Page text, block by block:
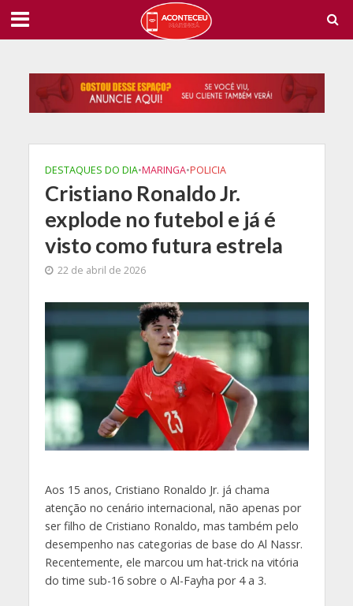
DESTAQUES DO DIA•MARINGA•POLICIA
Cristiano Ronaldo Jr.
explode no futebol e já é
visto como futura estrela
22 de abril de 2026
Aos 15 anos, Cristiano Ronaldo Jr. já chama
atenção no cenário internacional, não apenas por
ser filho de Cristiano Ronaldo, mas também pelo
desempenho nas categorias de base do Al Nassr.
Recentemente, ele marcou um hat-trick na vitória
do time sub-16 sobre o Al-Fayha por 4 a 3.